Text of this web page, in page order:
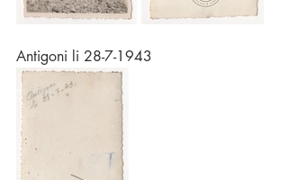
Antigoni li 28-7-1943